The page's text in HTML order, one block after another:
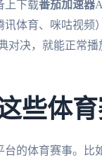
上下载番茄加速器
讯体育、咪咕视
对决，就能正常
些体
的体育赛事。